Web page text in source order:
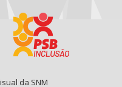
da SNM